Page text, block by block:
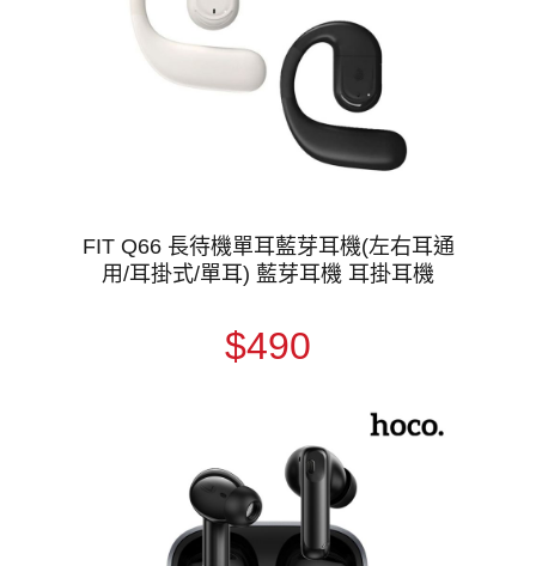
FIT Q66 長待機單耳藍芽耳機(左右耳通
用/耳掛式/單耳) 藍芽耳機 耳掛耳機
$490